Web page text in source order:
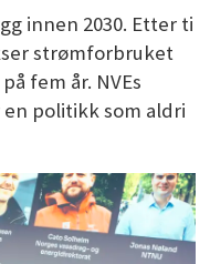
innen 2030. Etter ti
strømforbruket
fem år. NVEs
politikk som aldri